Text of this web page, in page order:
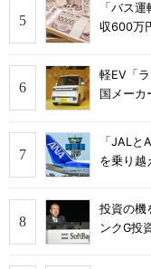
「バス
収600万
軽EV「
国メーカ
「JAL
を乗り越
投資の
ンクG投